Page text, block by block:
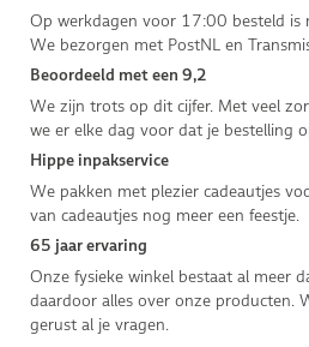
Op werkdagen voor 17:00 besteld is
We bezorgen met PostNL en
Beoordeeld met een 9,2
We zijn trots op dit cijfer. Met veel
we er elke dag voor dat je bestelling
Hippe inpakservice
We pakken met plezier cadeautjes
van cadeautjes nog meer een feestje.
65 jaar ervaring
Onze fysieke winkel bestaat al meer
daardoor alles over onze producten.
gerust al je vragen.